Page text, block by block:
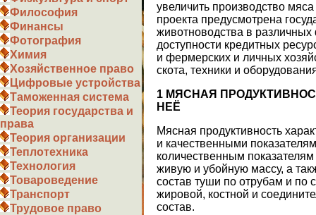
Философия
Финансы
Фотография
Химия
Хозяйственное право
Цифровые устройства
Таможенная система
Теория государства и
права
Теория организации
Теплотехника
Технология
Товароведение
Транспорт
Трудовое право
увеличить производство
проекта предусмотрена
животноводства в
доступности кредитных
и фермерских и личных
скота, техники и
1 МЯСНАЯ
НЕЁ
Мясная продуктивность
и качественными
количественным
живую и убойную массу, а
состав туши по отрубам и
жировой, костной и
состав.